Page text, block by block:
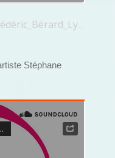
Stéphane